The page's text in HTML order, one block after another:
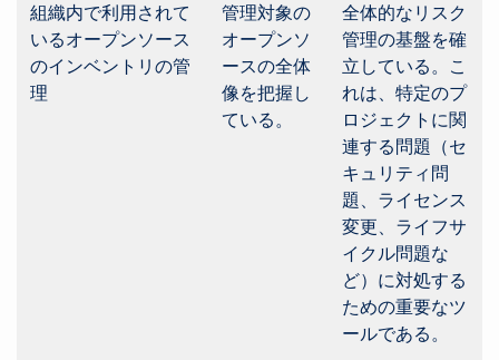
組織内で利用されて
いるオープンソース
のインベントリの管
理
管理対象の
オープンソ
ースの全体
像を把握し
ている。
全体的なリスク
管理の基盤を確
立している。こ
れは、特定のプ
ロジェクトに関
連する問題（セ
キュリティ問
題、ライセンス
変更、ライフサ
イクル問題な
ど）に対処する
ための重要なツ
ールである。